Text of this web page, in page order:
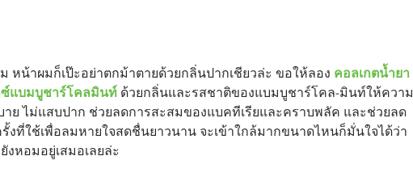
หน้าผมก็เป๊ะอย่าตกม้าตายด้วยกลิ่นปากเชียวล่ะ ขอให้ลอง คอลเกตน้ำยา
แบมบูชาร์โคลมินท์ ด้วยกลิ่นและรสชาติของแบมบูชาร์โคล-มินท์ให้ความ
ย ไม่แสบปาก ช่วยลดการสะสมของแบคทีเรียและคราบพลัค และช่วยลด
งที่ใช้เพื่อลมหายใจสดชื่นยาวนาน จะเข้าใกล้มากขนาดไหนก็มั่นใจได้ว่า
งหอมอยู่เสมอเลยล่ะ